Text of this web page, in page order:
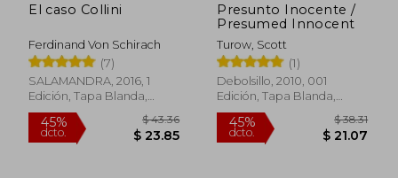
El caso Collini
Ferdinand Von Schirach
(7)
SALAMANDRA, 2016, 1
Edición, Tapa Blanda,
Nuevo
Presunto Inocente /
Presumed Innocent
Turow, Scott
(1)
Debolsillo, 2010, 001
Edición, Tapa Blanda,
Nuevo